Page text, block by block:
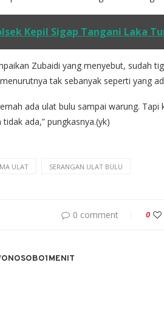
Kepil Sigap Tangani Laka
Zubaidi yang menyebut, sudah
tak sebanyak seperti yang
ada ulat bulu sampai warung.
ada,” pungkasnya.(yk)
ULAT SERANGAN ULAT BULU
0 comment 0